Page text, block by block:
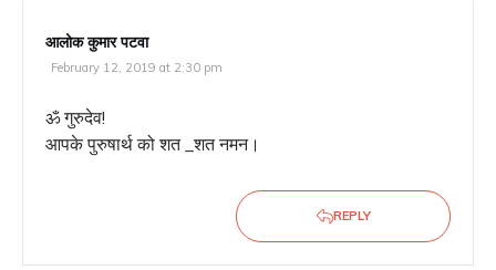
आलोक कुमार पटवा
February 12, 2019 at 2:30 pm
ॐ गुरुदेव!
आपके पुरुषार्थ को शत _शत नमन।
REPLY